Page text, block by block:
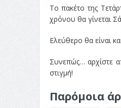
Το πακέτο της
χρόνου θα γίνεται
Ελεύθερο θα είναι
Συνεπώς… αρχίστε
στιγμή!
Παρόμοια